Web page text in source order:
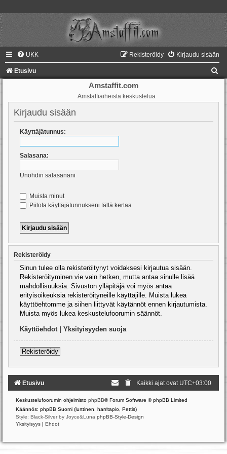
UKK Kirjaudu sisään
Rekisteröidy
Etusivu
Amstaffit.com
Amstaffiaiheista keskustelua
Kirjaudu sisään
Käyttäjätunnus:
Salasana:
Unohdin salasanani
Muista minut
Piilota käyttäjätunnukseni tällä kertaa
Rekisteröidy
Sinun tulee olla rekisteröitynyt voidaksesi kirjautua sisään.
Rekisteröityminen vie vain hetken, mutta antaa sinulle lisää
mahdollisuuksia. Sivuston ylläpitäjä voi myös antaa
erityisoikeuksia rekisteröityneille käyttäjille. Muista lukea
käyttöehtomme ja siihen liittyvät käytännöt ennen kirjautumista.
Muista myös lukea keskustelufoorumin säännöt.
Käyttöehdot Yksityisyyden suoja
Rekisteröidy
Etusivu Kaikki ajat ovat UTC+03:00
Keskustelufoorumin ohjelmisto phpBB® Forum Software © phpBB Limited
Käännös: phpBB Suomi (lurttinen, harritapio, Pettis)
Style: Black-Silver by Joyce&Luna phpBB-Style-Design
Yksityisyys | Ehdot